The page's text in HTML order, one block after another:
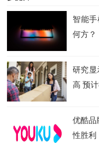
智能
何方？
研究显
高 预
优酷品
性胜利